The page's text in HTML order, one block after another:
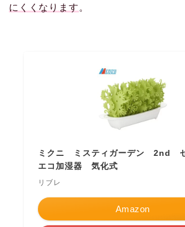
にくくなります 。
ミクニ ミスティガーデン 2nd
エコ加湿器 気化式
リブレ
Amazon